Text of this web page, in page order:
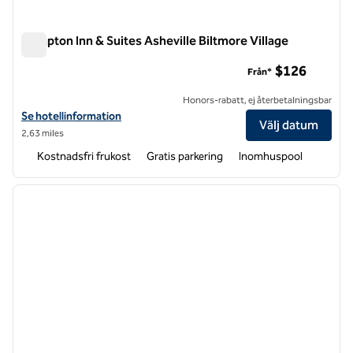
Hampton Inn & Suites Asheville Biltmore Village
Visa hotelluppgifter för Hampton Inn & Suites Asheville Biltmore
Se hotellinformation
2,63 miles
Från* $126
Honors-rabatt, ej återbetalningsbar
Välj datum
Kostnadsfri frukost Gratis parkering Inomhuspool
1 av 12
nästa